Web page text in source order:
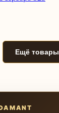
Ещё товары